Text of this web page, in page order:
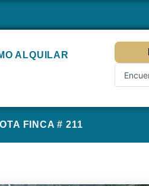
ALQUILAR
FINCA # 211